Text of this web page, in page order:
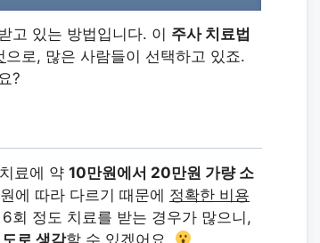
고 있는 방법입니다. 이 주사 치료법
으로, 많은 사람들이 선택하고 있죠.
?
료에 약 10만원에서 20만원 가량 소
에 따라 다르기 때문에 정확한 비용
회 정도 치료를 받는 경우가 많으니,
로 생각할 수 있겠어요.